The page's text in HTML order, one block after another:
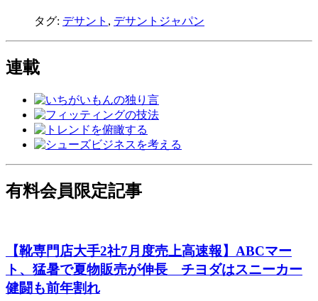
タグ: デサント , デサントジャパン
連載
有料会員限定記事
【靴専門店大手2社7月度売上高速報】ABCマー
ト、猛暑で夏物販売が伸長 チヨダはスニーカー
健闘も前年割れ